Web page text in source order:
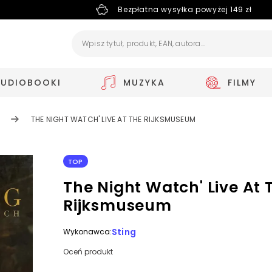
Bezpłatna wysyłka powyżej 149 zł
MUZYKA FILMY
THE NIGHT WATCH' LIVE AT THE RIJKSMUSEUM
TOP
The Night Watch' Live At
Rijksmuseum
Wykonawca:Sting
Oceń produkt